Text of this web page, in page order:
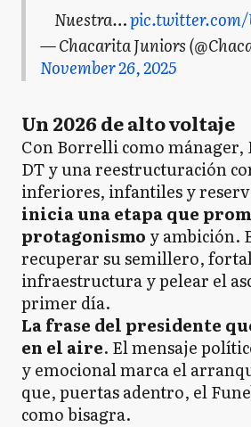
Nuestra…pic.twitter.com/
— Chacarita Juniors
November 26, 2025
Un 2026 de alto voltaje
Con Borrelli como mánager,
DT y una reestructuración
inferiores, infantiles y
inicia una etapa que
protagonismo y ambición.
recuperar su semillero,
infraestructura y pelear el
primer día.
La frase del presidente
en el aire. El mensaje
y emocional marca el
que, puertas adentro, el
como bisagra.